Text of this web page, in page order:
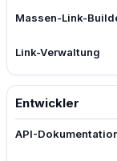
Massen-Link-
Link-Verwaltung
Entwickler
API-